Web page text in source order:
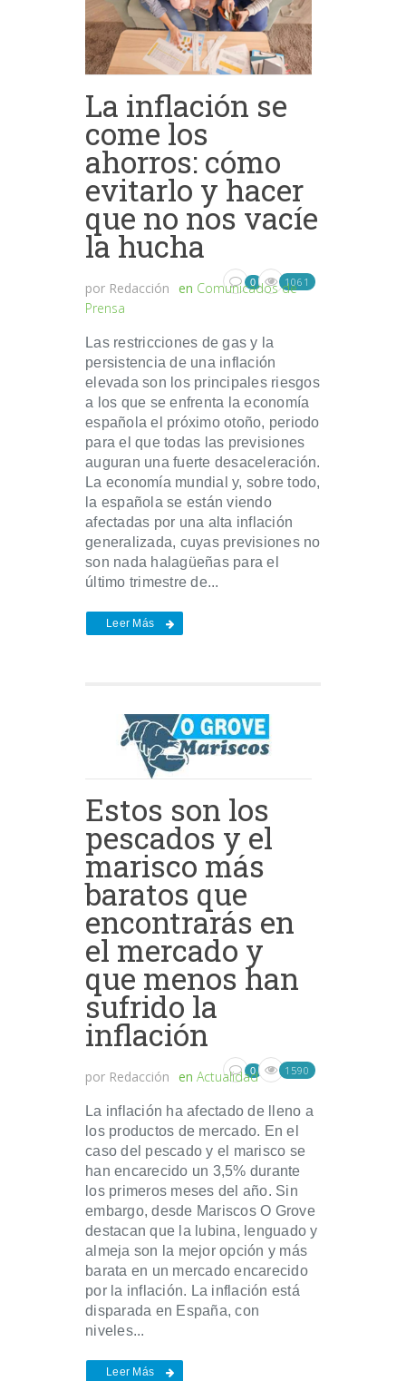
La inflación se
come los
ahorros: cómo
evitarlo y hacer
que no nos vacíe
la hucha
por Redacción en Comunicados de
Prensa
0 1061
Las restricciones de gas y la
persistencia de una inflación
elevada son los principales riesgos
a los que se enfrenta la economía
española el próximo otoño, periodo
para el que todas las previsiones
auguran una fuerte desaceleración.
La economía mundial y, sobre todo,
la española se están viendo
afectadas por una alta inflación
generalizada, cuyas previsiones no
son nada halagüeñas para el
último trimestre de...
Leer Más
Estos son los
pescados y el
marisco más
baratos que
encontrarás en
el mercado y
que menos han
sufrido la
inflación
por Redacción en Actualidad
0 1590
La inflación ha afectado de lleno a
los productos de mercado. En el
caso del pescado y el marisco se
han encarecido un 3,5% durante
los primeros meses del año. Sin
embargo, desde Mariscos O Grove
destacan que la lubina, lenguado y
almeja son la mejor opción y más
barata en un mercado encarecido
por la inflación. La inflación está
disparada en España, con
niveles...
Leer Más